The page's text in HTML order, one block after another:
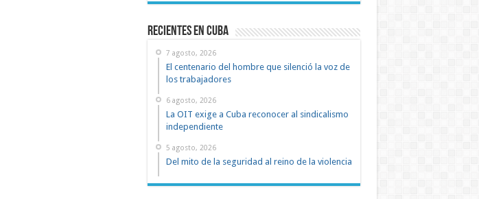
recientes en cuba
7 agosto, 2026
El centenario del hombre que silenció la voz de
los trabajadores
6 agosto, 2026
La OIT exige a Cuba reconocer al sindicalismo
independiente
5 agosto, 2026
Del mito de la seguridad al reino de la violencia